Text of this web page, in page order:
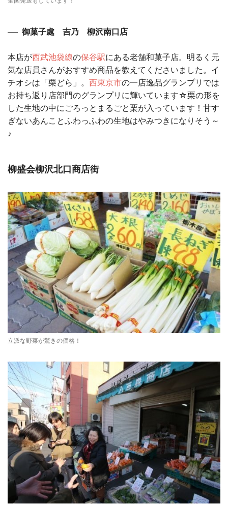
御菓子處 吉乃 柳沢南口店
本店が西武池袋線の保谷駅にある老舗和菓子店。明るく元
気な店員さんがおすすめ商品を教えてくださいました。イ
チオシは「栗どら」。 西東京市の一店逸品グランプリでは
お持ち返り店部門のグランプリに輝いています☆栗の形を
した生地の中にごろっとまるごと栗が入っています！甘す
ぎないあんことふわっふわの生地はやみつきになりそう～
♪
柳盛会柳沢北口商店街
立派な野菜が驚きの価格！